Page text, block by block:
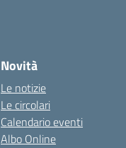
Novità
Le notizie
Le circolari
Calendario eventi
Albo Online